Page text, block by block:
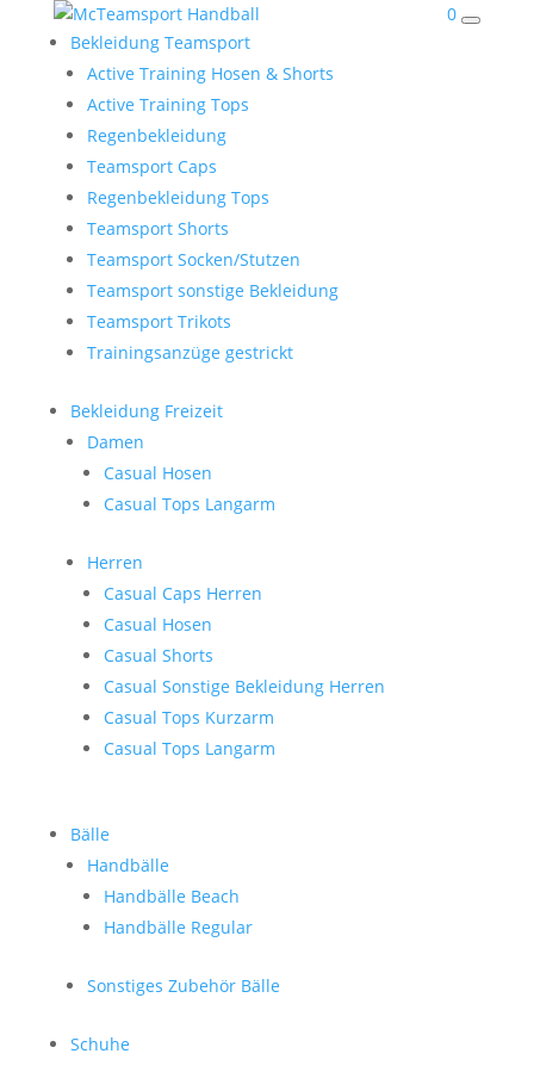
0
Bekleidung Teamsport
Active Training Hosen & Shorts
Active Training Tops
Regenbekleidung
Teamsport Caps
Regenbekleidung Tops
Teamsport Shorts
Teamsport Socken/Stutzen
Teamsport sonstige Bekleidung
Teamsport Trikots
Trainingsanzüge gestrickt
Bekleidung Freizeit
Damen
Casual Hosen
Casual Tops Langarm
Herren
Casual Caps Herren
Casual Hosen
Casual Shorts
Casual Sonstige Bekleidung Herren
Casual Tops Kurzarm
Casual Tops Langarm
Bälle
Handbälle
Handbälle Beach
Handbälle Regular
Sonstiges Zubehör Bälle
Schuhe